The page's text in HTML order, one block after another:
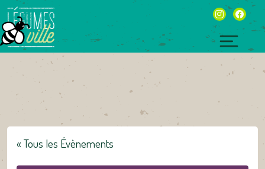
Skip
to
content
instagram
« Tous les Évènements